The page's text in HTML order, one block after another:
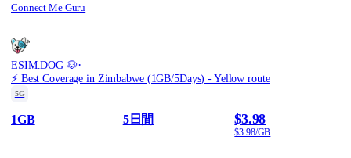
Connect Me Guru
ESIM.DOG 🐶·
⚡️ Best Coverage in Zimbabwe (1GB/5Days) - Yellow route
5G
1GB 5日間 $3.98
$3.98/GB